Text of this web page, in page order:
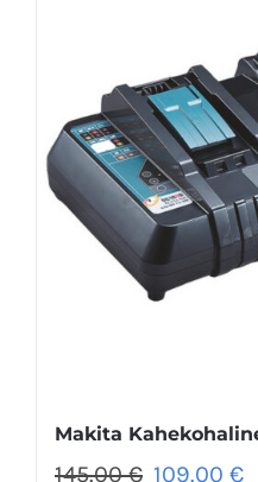
Makita
145.00€ Algne
109.00 €